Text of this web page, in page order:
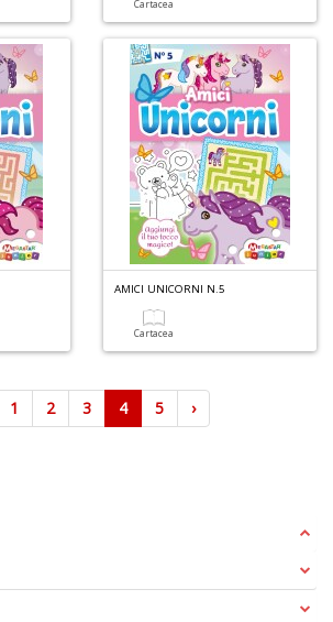
Cartacea
AMICI UNICORNI N.5
Cartacea
1 2 3 4 5 ›